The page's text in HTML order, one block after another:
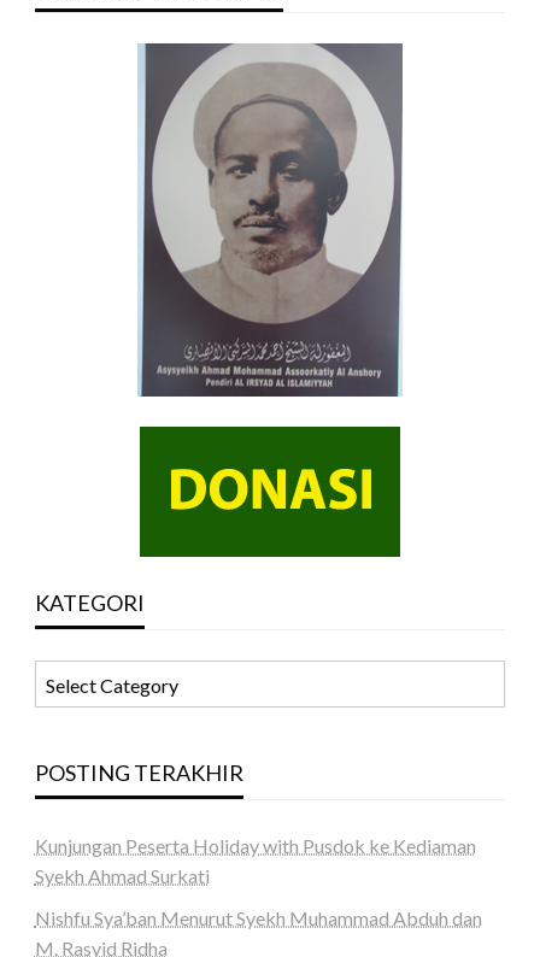
KATEGORI
POSTING TERAKHIR
Kunjungan Peserta Holiday with Pusdok ke Kediaman
Syekh Ahmad Surkati
Nishfu Sya’ban Menurut Syekh Muhammad Abduh dan
M. Rasyid Ridha